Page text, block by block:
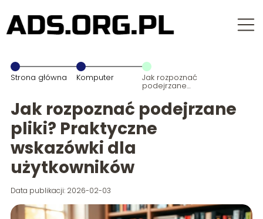
Strona główna Komputer Jak rozpoznać
podejrzane
Praktyczne
wskazówki dla
użytkowników
Jak rozpoznać podejrzane
pliki? Praktyczne
wskazówki dla
użytkowników
Data publikacji: 2026-02-03